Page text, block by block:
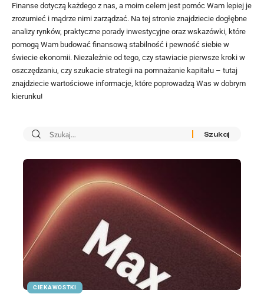
Finanse dotyczą każdego z nas, a moim celem jest pomóc Wam lepiej je
zrozumieć i mądrze nimi zarządzać. Na tej stronie znajdziecie dogłębne
analizy rynków, praktyczne porady inwestycyjne oraz wskazówki, które
pomogą Wam budować finansową stabilność i pewność siebie w
świecie ekonomii. Niezależnie od tego, czy stawiacie pierwsze kroki w
oszczędzaniu, czy szukacie strategii na pomnażanie kapitału – tutaj
znajdziecie wartościowe informacje, które poprowadzą Was w dobrym
kierunku!
CIEKAWOSTKI